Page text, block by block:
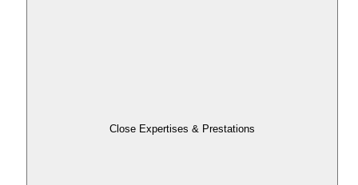
Close Expertises & Prestations